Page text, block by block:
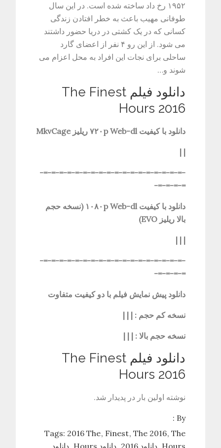
۱۹۵۲ رخ داد ساخته شده است. در این سال
طوفانی مهیب باعث به خطر افتادن زندگی
کسانی که در یک کشتی در دریا حضور داشتند
می شود. از این رو ۴ نفر از اعضای گارد
ساحلی برای نجات این افراد به محل اعزام می
شوند و…
دانلود فیلم The Finest
Hours 2016
دانلود با کیفیت ۷۲۰p Web-dl ریلیز MkvCage
| |
-=-=-=-=-=-=-=-=-=-=-=-=-=-=-=-=-=-=-
=-=-=-=-
دانلود با کیفیت ۱۰۸۰p Web-dl (نسخه حجم
بالا ریلیز EVO)
| | |
-=-=-=-=-=-=-=-=-=-=-=-=-=-=-=-=-=-=-
=-=-=-=-
دانلود پیش نمایش فیلم با دو کیفیت متفاوت
نسخه کم حجم : | | |
نسخه حجم بالا : | | |
دانلود فیلم The Finest
Hours 2016
نوشته اولین بار در پدیدار شد.
By :
Tags: 2016 The Finest The 2016 The
Hours دانلود 2016 دانلود Hours دانلود